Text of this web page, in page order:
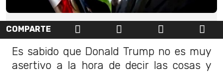
COMPARTE
Es sabido que Donald Trump no es muy
asertivo a la hora de decir las cosas y